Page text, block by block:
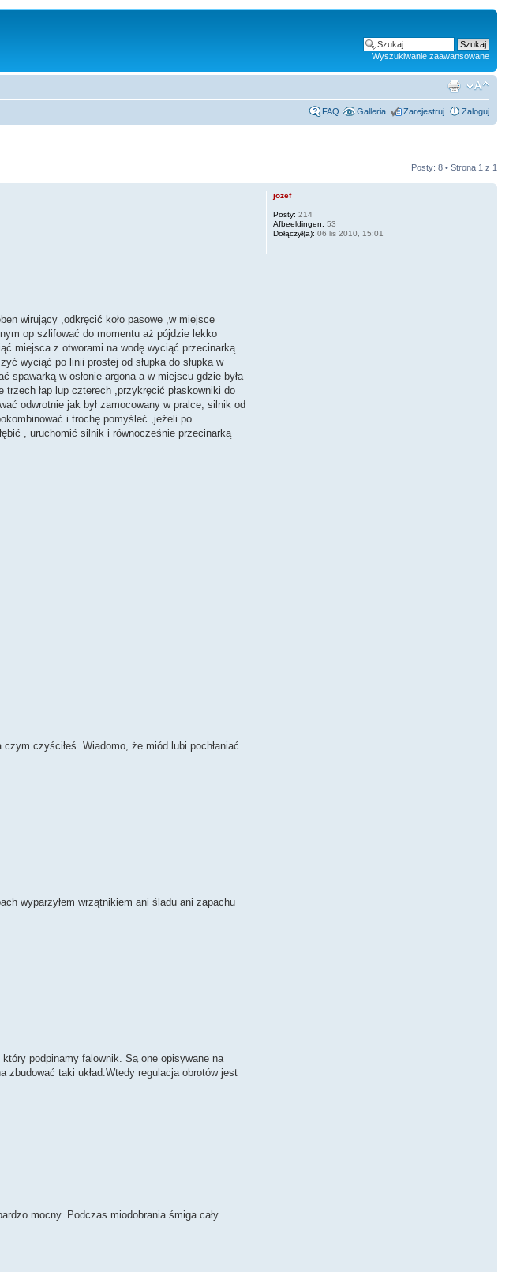
Wyszukiwanie zaawansowane
FAQ Galleria Zarejestruj Zaloguj
Posty: 8 • Strona 1 z 1
wirujący ,odkręcić koło pasowe ,w miejsce
op szlifować do momentu aż pójdzie lekko
miejsca z otworami na wodę wyciąć przecinarką
wyciąć po linii prostej od słupka do słupka w
spawarką w osłonie argona a w miejscu gdzie była
łap lup czterech ,przykręcić płaskowniki do
odwrotnie jak był zamocowany w pralce, silnik od
i trochę pomyśleć ,jeżeli po
, uruchomić silnik i równocześnie przecinarką
czyściłeś. Wiadomo, że miód lubi pochłaniać
wyparzyłem wrzątnikiem ani śladu ani zapachu
podpinamy falownik. Są one opisywane na
taki układ.Wtedy regulacja obrotów jest
mocny. Podczas miodobrania śmiga cały
jozef
Posty: 214
Afbeeldingen: 53
Dołączył(a): 06 lis 2010, 15:01